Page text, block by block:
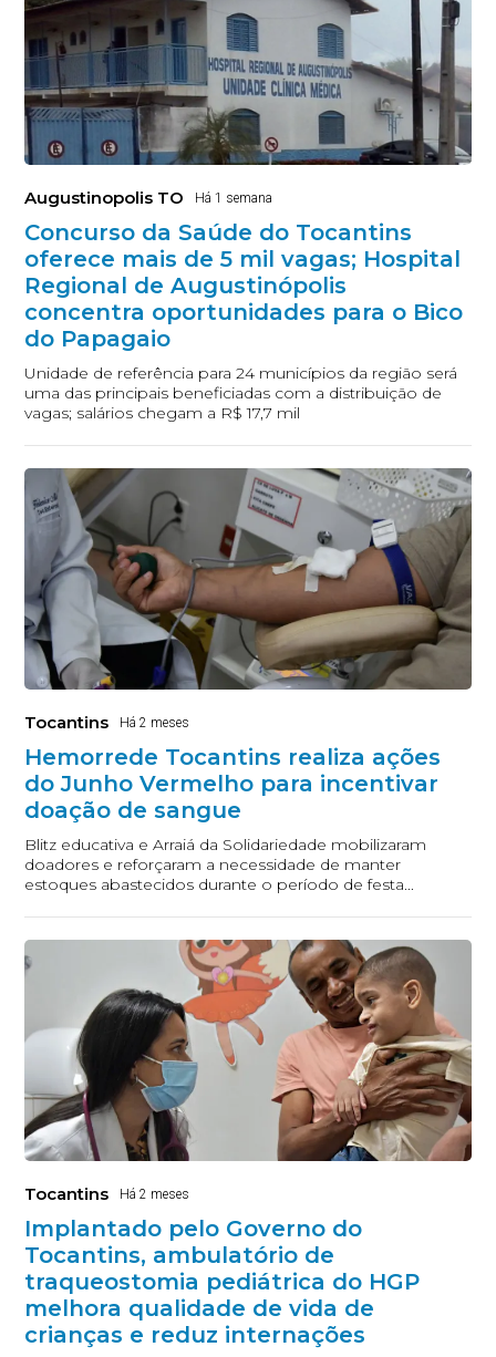
Augustinopolis TO Há 1 semana
Concurso da Saúde do Tocantins
oferece mais de 5 mil vagas; Hospital
Regional de Augustinópolis
concentra oportunidades para o Bico
do Papagaio
Unidade de referência para 24 municípios da região será
uma das principais beneficiadas com a distribuição de
vagas; salários chegam a R$ 17,7 mil
Tocantins Há 2 meses
Hemorrede Tocantins realiza ações
do Junho Vermelho para incentivar
doação de sangue
Blitz educativa e Arraiá da Solidariedade mobilizaram
doadores e reforçaram a necessidade de manter
estoques abastecidos durante o período de festa...
Tocantins Há 2 meses
Implantado pelo Governo do
Tocantins, ambulatório de
traqueostomia pediátrica do HGP
melhora qualidade de vida de
crianças e reduz internações